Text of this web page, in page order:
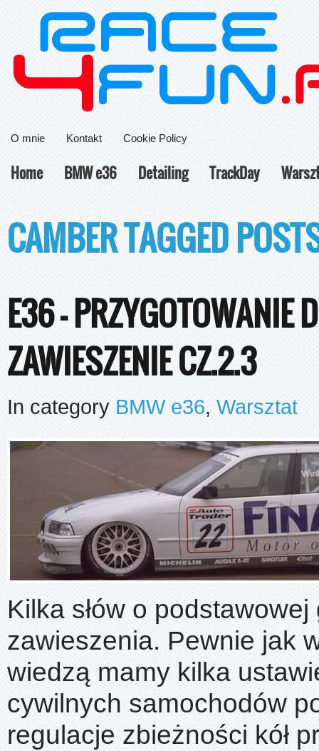
O mnie Kontakt Cookie Policy
Home BMW e36 Detailing TrackDay
CAMBER TAGGED
E36 – PRZYGOTOWANIE
ZAWIESZENIE CZ.2.3
In category BMW e36, Warsztat
Kilka słów o
zawieszenia. Pewnie jak
wiedzą mamy kilka
cywilnych samochodów
regulacje zbieżności kół